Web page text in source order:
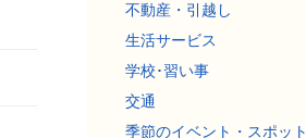
不動産・引越し
生活サービス
学校･習い事
交通
季節のイベント・スポット